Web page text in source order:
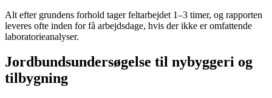
Alt efter grundens forhold tager feltarbejdet 1–3 timer, og rapporten
leveres ofte inden for få arbejdsdage, hvis der ikke er omfattende
laboratorieanalyser.
Jordbundsundersøgelse til nybyggeri og
tilbygning